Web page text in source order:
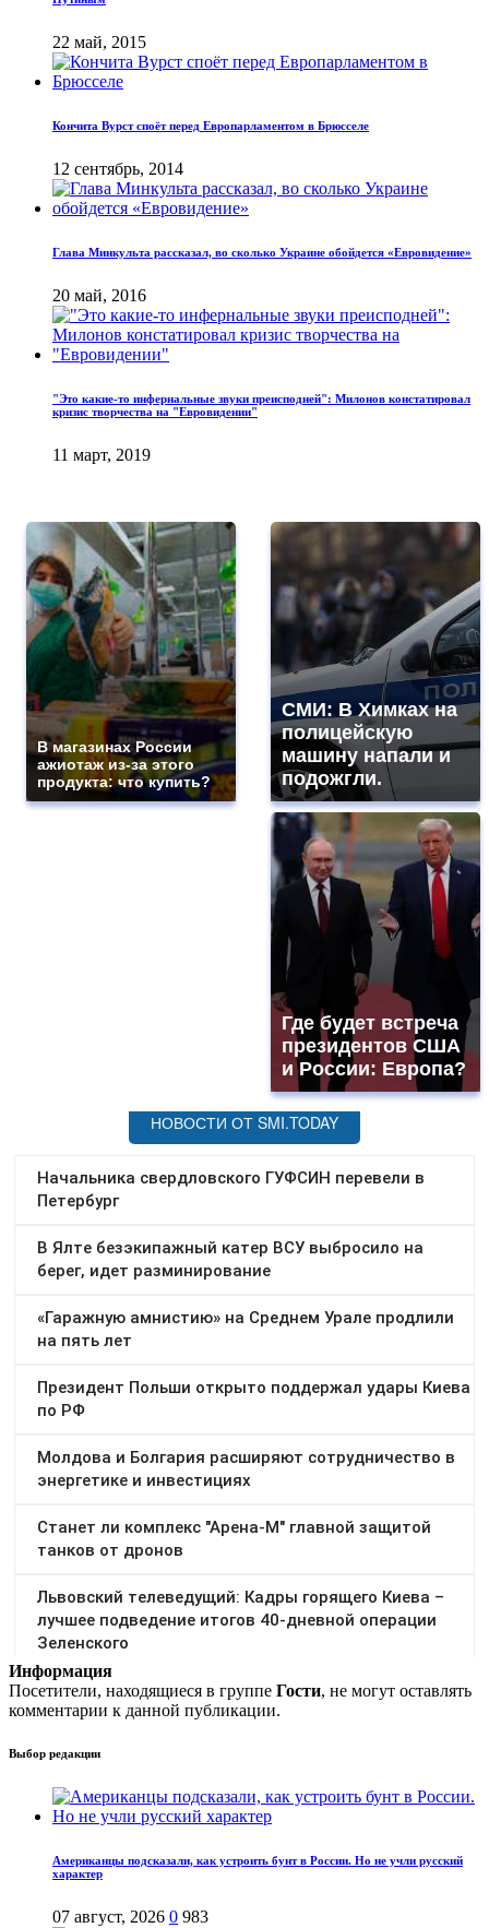
22 май, 2015
Кончита Вурст споёт перед Европарламентом в Брюсселе
12 сентябрь, 2014
Глава Минкульта рассказал, во сколько Украине обойдется «Евровидение»
20 май, 2016
"Это какие-то инфернальные звуки преисподней": Милонов констатировал
кризис творчества на "Евровидении"
11 март, 2019
В магазинах России
ажиотаж из-за этого
продукта: что купить?
СМИ: В Химках на
полицейскую
машину напали и
подожгли.
Где будет встреча
президентов США
и России: Европа?
Информация
Посетители, находящиеся в группе Гости, не могут оставлять
комментарии к данной публикации.
Выбор редакции
Американцы подсказали, как устроить бунт в России. Но не учли русский
характер
07 август, 2026 0 983